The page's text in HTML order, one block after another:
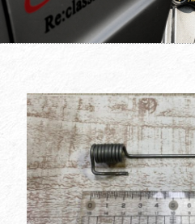
買取査定
ブログ
会社概要
採用情報